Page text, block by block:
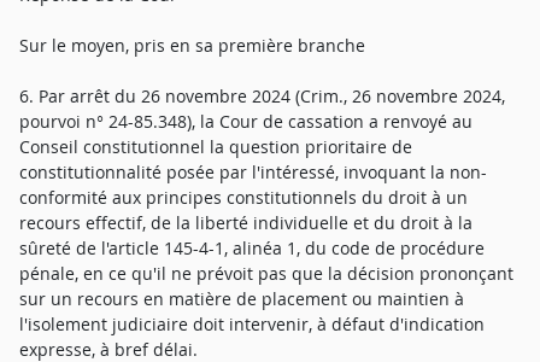
Sur le moyen, pris en sa première branche
6. Par arrêt du 26 novembre 2024 (Crim., 26 novembre 2024,
pourvoi n° 24-85.348), la Cour de cassation a renvoyé au
Conseil constitutionnel la question prioritaire de
constitutionnalité posée par l'intéressé, invoquant la non-
conformité aux principes constitutionnels du droit à un
recours effectif, de la liberté individuelle et du droit à la
sûreté de l'article 145-4-1, alinéa 1, du code de procédure
pénale, en ce qu'il ne prévoit pas que la décision prononçant
sur un recours en matière de placement ou maintien à
l'isolement judiciaire doit intervenir, à défaut d'indication
expresse, à bref délai.